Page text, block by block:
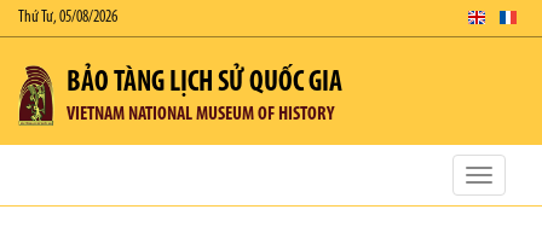
Thứ Tư, 05/08/2026
BẢO TÀNG LỊCH SỬ QUỐC GIA
VIETNAM NATIONAL MUSEUM OF HISTORY
Toggle